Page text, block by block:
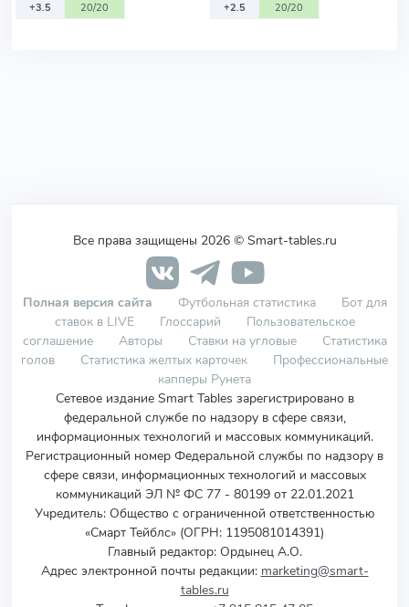
+3.5
20/20
+2.5
20/20
Все права защищены 2026 © Smart-tables.ru
Полная версия сайта Футбольная статистика
Бот для
ставок в LIVE
Глоссарий
Пользовательское
соглашение
Авторы Ставки на угловые
Статистика
голов
Статистика желтых карточек
Профессиональные
капперы Рунета
Сетевое издание Smart Tables зарегистрировано в
федеральной службе по надзору в сфере связи,
информационных технологий и массовых коммуникаций.
Регистрационный номер Федеральной службы по надзору в
сфере связи, информационных технологий и массовых
коммуникаций ЭЛ № ФС 77 - 80199 от 22.01.2021
Учредитель: Общество с ограниченной ответственностью
«Смарт Тейблс» (ОГРН: 1195081014391)
Главный редактор: Ордынец А.О.
Адрес электронной почты редакции: marketing@smart-
tables.ru